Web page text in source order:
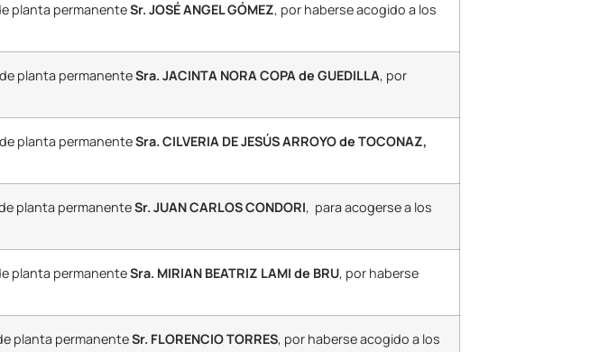
planta permanenteSr. JOSÉ ANGEL GÓMEZ, por haberse acogido a los
planta permanenteSra. JACINTA NORA COPAde GUEDILLA, por
planta permanenteSra. CILVERIA DE JESÚS ARROYO de TOCONAZ,
planta permanenteSr. JUAN CARLOS CONDORI, para acogerse a los
planta permanenteSra. MIRIAN BEATRIZ LAMI de BRU, por haberse
planta permanenteSr. FLORENCIO TORRES, por haberse acogido a los